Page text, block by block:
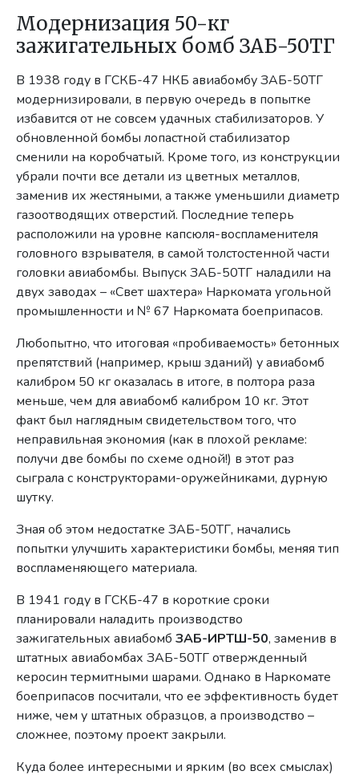
Модернизация 50-кг
зажигательных бомб ЗАБ-50ТГ
В 1938 году в ГСКБ-47 НКБ авиабомбу ЗАБ-50ТГ
модернизировали, в первую очередь в попытке
избавится от не совсем удачных стабилизаторов. У
обновленной бомбы лопастной стабилизатор
сменили на коробчатый. Кроме того, из конструкции
убрали почти все детали из цветных металлов,
заменив их жестяными, а также уменьшили диаметр
газоотводящих отверстий. Последние теперь
расположили на уровне капсюля-воспламенителя
головного взрывателя, в самой толстостенной части
головки авиабомбы. Выпуск ЗАБ-50ТГ наладили на
двух заводах – «Свет шахтера» Наркомата угольной
промышленности и № 67 Наркомата боеприпасов.
Любопытно, что итоговая «пробиваемость» бетонных
препятствий (например, крыш зданий) у авиабомб
калибром 50 кг оказалась в итоге, в полтора раза
меньше, чем для авиабомб калибром 10 кг. Этот
факт был наглядным свидетельством того, что
неправильная экономия (как в плохой рекламе:
получи две бомбы по схеме одной!) в этот раз
сыграла с конструкторами-оружейниками, дурную
шутку.
Зная об этом недостатке ЗАБ-50ТГ, начались
попытки улучшить характеристики бомбы, меняя тип
воспламеняющего материала.
В 1941 году в ГСКБ-47 в короткие сроки
планировали наладить производство
зажигательных авиабомбЗАБ-ИРТШ-50, заменив в
штатных авиабомбах ЗАБ-50ТГ отвержденный
керосин термитными шарами. Однако в Наркомате
боеприпасов посчитали, что ее эффективность будет
ниже, чем у штатных образцов, а производство –
сложнее, поэтому проект закрыли.
Куда более интересными и ярким (во всех смыслах)